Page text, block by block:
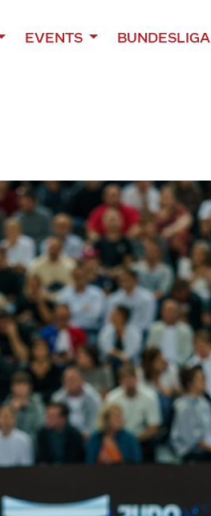
EVENTS BUNDESLIGA